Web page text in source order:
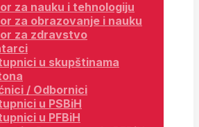
za nauku i tehnologiju
za obrazovanje i nauku
za zdravstvo
u skupštinama
/ Odbornici
u PSBiH
u PFBiH